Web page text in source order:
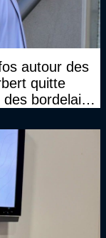
autour des
quitte
bordelais,